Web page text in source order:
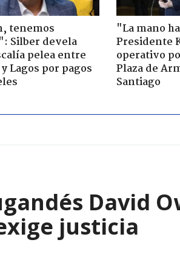
tenemos
Silber devela
pelea entre
Lagos por pagos
"La mano
Presidente
operativo
Plaza de
Santiago
David
justicia